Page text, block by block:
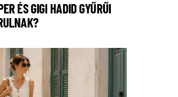
ÉS GIGI HADID GYŰRŰI